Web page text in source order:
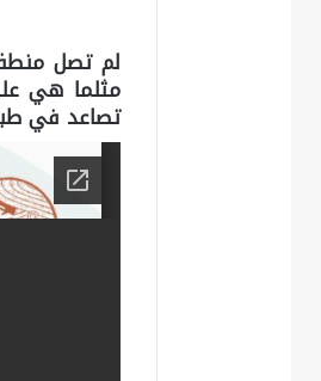
لم تصل
مثلما هي
تصاعد في